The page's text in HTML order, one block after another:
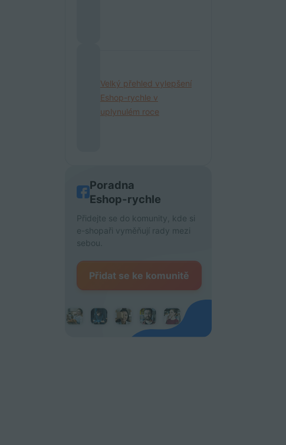
Velký přehled vylepšení
Eshop-rychle v
uplynulém roce
Poradna
Eshop-rychle
Přidejte se do komunity, kde si
e-shopaři vyměňují rady mezi
sebou.
Přidat se ke komunitě